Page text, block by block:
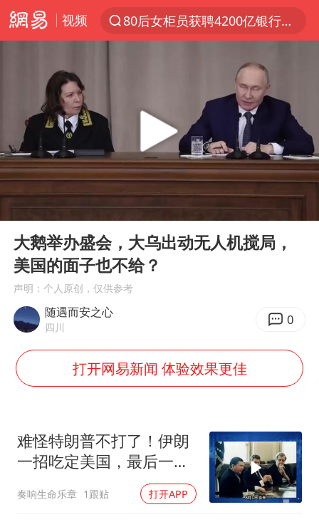
视频
80后女柜员获聘4200亿银行副行长
台风“白海豚”影响中国已成定局
浙江舟山21条水上客运航线停航
郑国霖回应去景区上班被保安拦下
因凡蒂诺首次公开道歉
今年4位周星驰电影配角去世
“梅姨”准确年龄仍未知
南昌一规划馆现“阴间座椅”字样
41岁女子为鼓励女儿考上985研究生
曝侯明昊违反交规被约谈
“事业单位招聘不是人情买卖”
李亚鹏向地铁吐血女孩捐99999元
中国经济展现强大韧性和活力
Play
00:00
大鹅举办盛会，大乌出动无人机搅局，
美国的面子也不给？
声明：个人原创，仅供参考
随遇而安之心
四川 0
打开网易新闻 体验效果更佳
难怪特朗普不打了！伊朗
一招吃定美国，最后一
刻，美司令亲自上书
奏响生命乐章 1跟贴 打开APP